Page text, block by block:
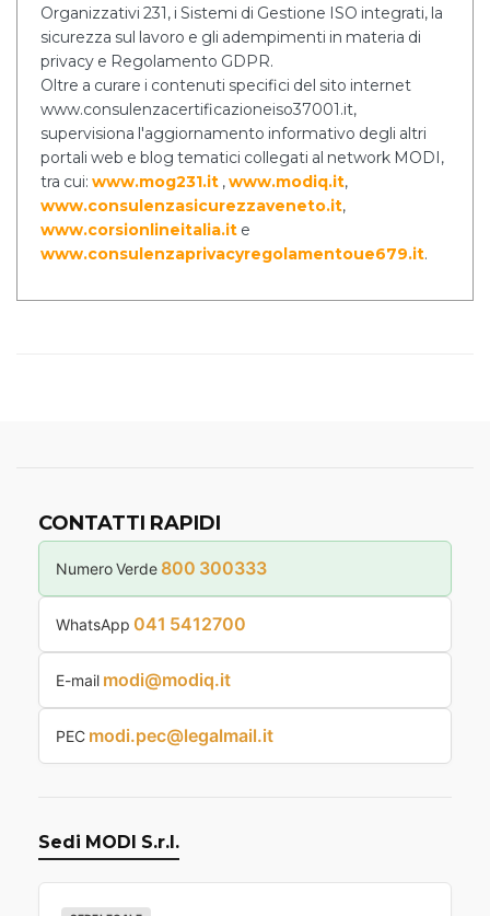
Organizzativi 231, i Sistemi di Gestione ISO integrati, la
sicurezza sul lavoro e gli adempimenti in materia di
privacy e Regolamento GDPR.
Oltre a curare i contenuti specifici del sito internet
www.consulenzacertificazioneiso37001.it,
supervisiona l'aggiornamento informativo degli altri
portali web e blog tematici collegati al network MODI,
tra cui: www.mog231.it ,www.modiq.it,
www.consulenzasicurezzaveneto.it,
www.corsionlineitalia.it e
www.consulenzaprivacyregolamentoue679.it.
CONTATTI RAPIDI
Numero Verde 800 300333
WhatsApp 041 5412700
E-mail modi@modiq.it
PEC modi.pec@legalmail.it
Sedi MODI S.r.l.